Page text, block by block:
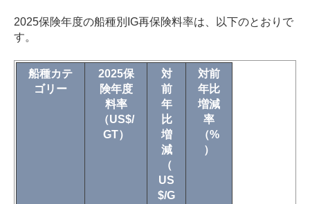
2025保険年度の船種別IG再保険料率は、以下のとおりで
す。
船種カテ
ゴリー
2025保
険年度
料率
（US$/
GT）
対
前
年
比
増
減
（
US
$/G
対前
年比
増減
率
（%
）